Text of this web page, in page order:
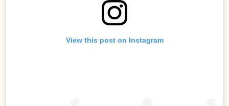
View this post on Instagram